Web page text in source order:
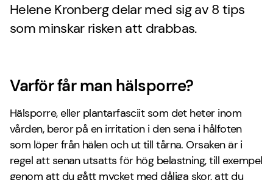
Helene Kronberg delar med sig av 8 tips
som minskar risken att drabbas.
Varför får man hälsporre?
Hälsporre, eller plantarfasciit som det heter inom
vården, beror på en irritation i den sena i hålfoten
som löper från hälen och ut till tårna. Orsaken är i
regel att senan utsatts för hög belastning, till exempel
genom att du gått mycket med dåliga skor, att du